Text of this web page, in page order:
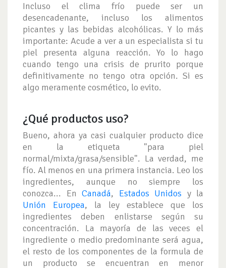
Incluso el clima frío puede ser un
desencadenante, incluso los alimentos
picantes y las bebidas alcohólicas. Y lo más
importante: Acude a ver a un especialista si tu
piel presenta alguna reacción. Yo lo hago
cuando tengo una crisis de prurito porque
definitivamente no tengo otra opción. Si es
algo meramente cosmético, lo evito.
¿Qué productos uso?
Bueno, ahora ya casi cualquier producto dice
en la etiqueta "para piel
normal/mixta/grasa/sensible". La verdad, me
fío. Al menos en una primera instancia. Leo los
ingredientes, aunque no siempre los
conozca... En Canadá, Estados Unidos y la
Unión Europea, la ley establece que los
ingredientes deben enlistarse según su
concentración. La mayoría de las veces el
ingrediente o medio predominante será agua,
el resto de los componentes de la formula de
un producto se encuentran en menor